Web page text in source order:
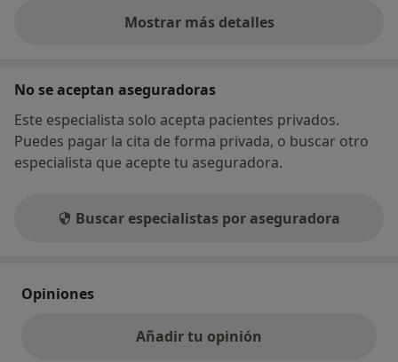
Mostrar más detalles
sobre la dirección
No se aceptan aseguradoras
Este especialista solo acepta pacientes privados.
Puedes pagar la cita de forma privada, o buscar otro
especialista que acepte tu aseguradora.
Buscar especialistas por aseguradora
Opiniones
Añadir tu opinión